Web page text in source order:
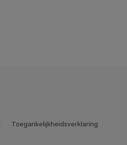
Toegankelijkheidsverklaring